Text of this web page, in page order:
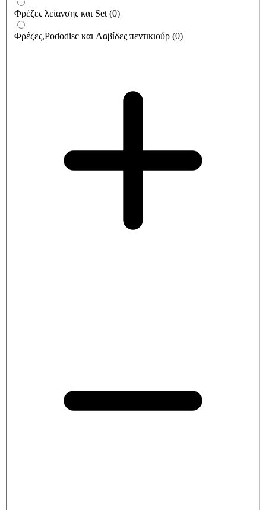
Φρέζες λείανσης και Set (0)
Φρέζες,Pododisc και Λαβίδες πεντικιούρ (0)